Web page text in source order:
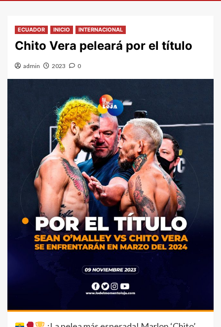
ECUADOR INICIO INTERNACIONAL
Chito Vera peleará por el título
admin 2023 0